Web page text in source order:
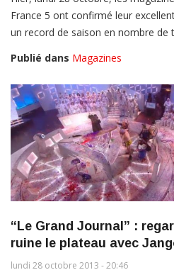
France 5 ont confirmé leur
un record de saison en nombre de
Publié dans Magazines
“Le Grand Journal” :
ruine le plateau avec
lundi 28 octobre 2013 - 20:46